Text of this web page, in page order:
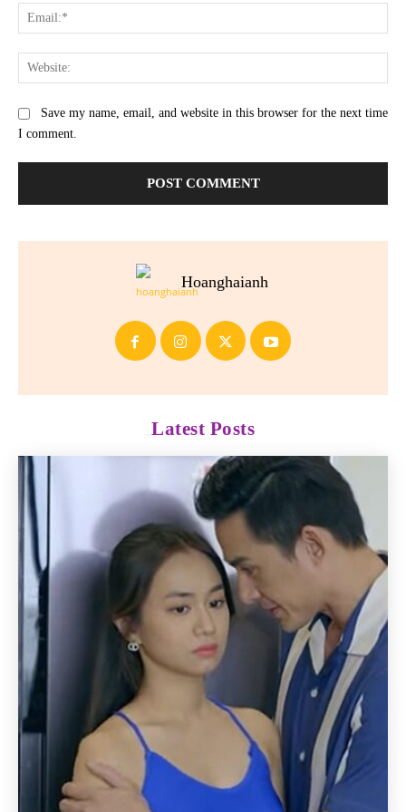
Save my name, email, and website in this browser for the next time
I comment.
Hoanghaianh
Latest Posts